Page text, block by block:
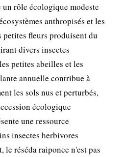
un rôle écologique modeste
anthropisés et les
petites fleurs produisent du
divers insectes
petites abeilles et les
annuelle contribue à
les sols nus et perturbés,
écologique
une ressource
insectes herbivores
le réséda raiponce n'est pas